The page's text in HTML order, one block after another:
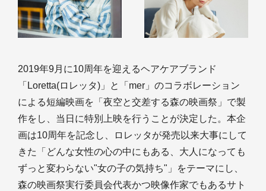
2019年9月に10周年を迎えるヘアケアブランド
「Loretta(ロレッタ)」と「mer」のコラボレーション
による短編映画を「夜空と交差する森の映画祭」で製
作をし、当日に特別上映を行うことが決定した。本企
画は10周年を記念し、ロレッタが発売以来大事にして
きた「どんな女性の心の中にもある、大人になっても
ずっと変わらない"女の子の気持ち"」をテーマにし、
森の映画祭実行委員会代表かつ映像作家でもあるサト